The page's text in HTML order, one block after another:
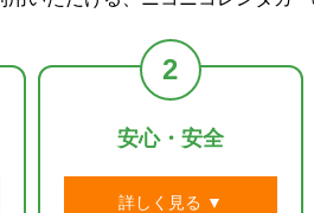
2
安心・安全
詳しく見る ▼